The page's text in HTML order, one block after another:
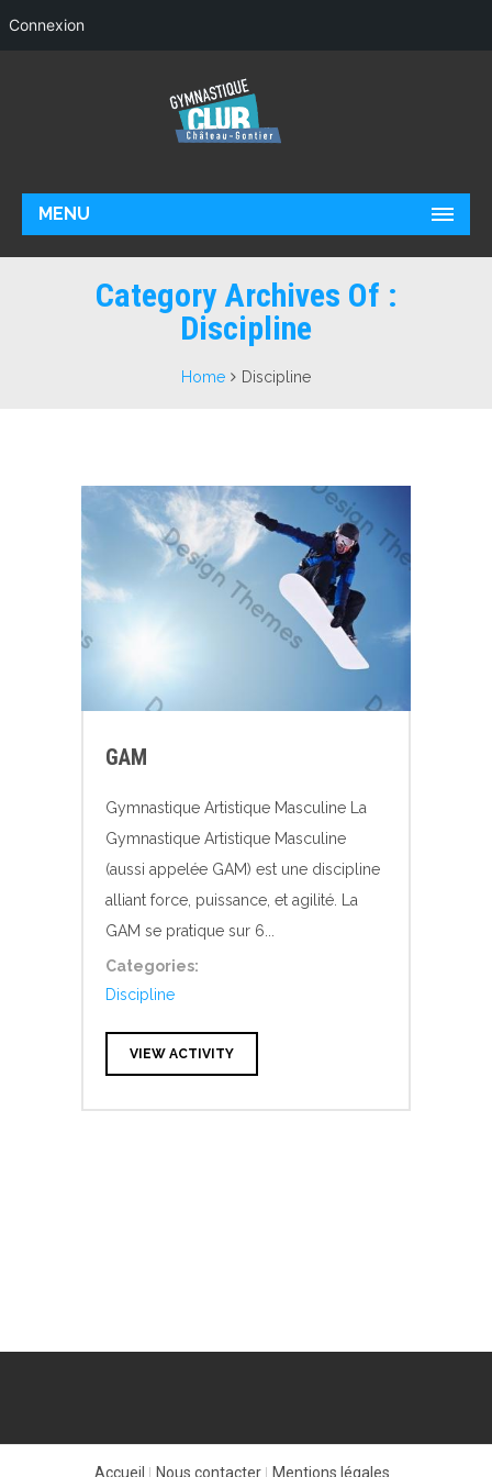
MENU
Category Archives Of :
Discipline
Home Discipline
GAM
Gymnastique Artistique Masculine La
Gymnastique Artistique Masculine
(aussi appelée GAM) est une discipline
alliant force, puissance, et agilité. La
GAM se pratique sur 6...
Categories:
Discipline
VIEW ACTIVITY
Accueil Nous contacter Mentions légales
Connexion